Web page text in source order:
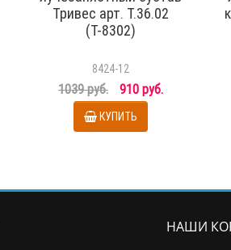
Тривес арт. Т.36.02
(Т-8302)
8424-12
1039 руб. 910 руб.
КУПИТЬ
НАШИ